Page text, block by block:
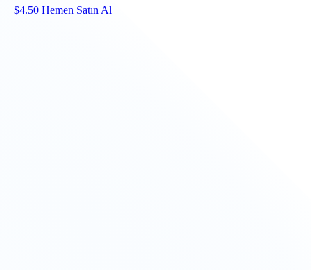
$4.50 Hemen Satın Al